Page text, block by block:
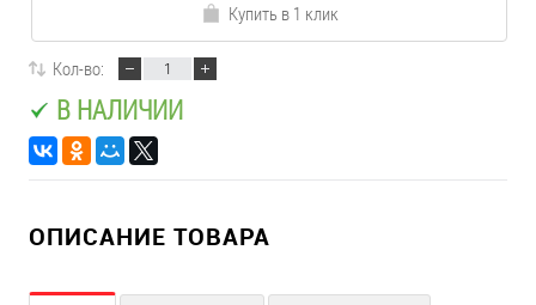
Купить в 1 клик
Кол-во:
В НАЛИЧИИ
ОПИСАНИЕ ТОВАРА